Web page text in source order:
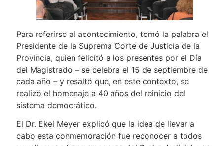
Para referirse al acontecimiento, tomó la palabra el
Presidente de la Suprema Corte de Justicia de la
Provincia, quien felicitó a los presentes por el Día
del Magistrado – se celebra el 15 de septiembre de
cada año – y resaltó que, en este contexto, se
realizó el homenaje a 40 años del reinicio del
sistema democrático.
El Dr. Ekel Meyer explicó que la idea de llevar a
cabo esta conmemoración fue reconocer a todos